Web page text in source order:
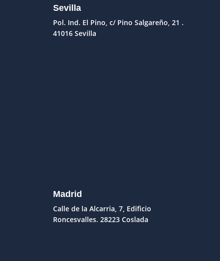
Sevilla
Pol. Ind. El Pino, c/ Pino Salgareño, 21 .
41016 Sevilla
Madrid
Calle de la Alcarria, 7, Edificio
Roncesvalles. 28223 Coslada